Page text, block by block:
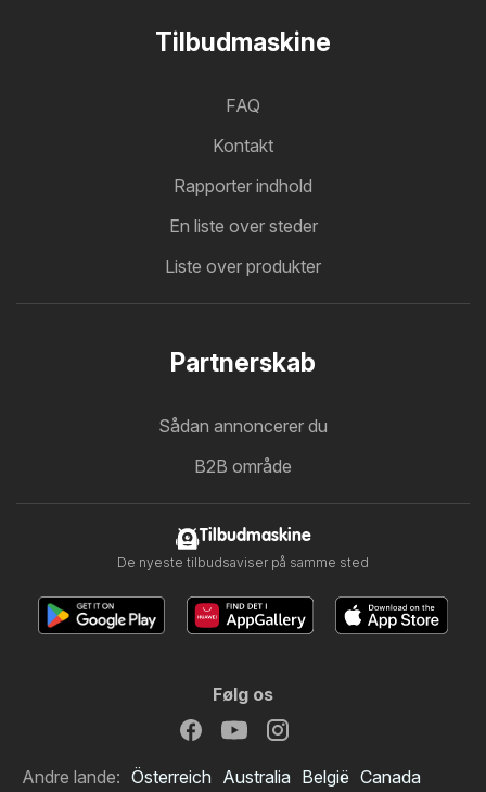
Tilbudmaskine
FAQ
Kontakt
Rapporter indhold
En liste over steder
Liste over produkter
Partnerskab
Sådan annoncerer du
B2B område
Tilbudmaskine
De nyeste tilbudsaviser på samme sted
Følg os
Andre lande: Österreich Australia België Canada